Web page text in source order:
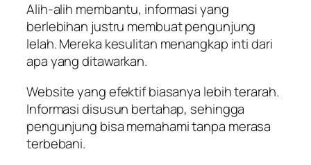
Alih-alih membantu, informasi yang
berlebihan justru membuat pengunjung
lelah. Mereka kesulitan menangkap inti dari
apa yang ditawarkan.
Website yang efektif biasanya lebih terarah.
Informasi disusun bertahap, sehingga
pengunjung bisa memahami tanpa merasa
terbebani.